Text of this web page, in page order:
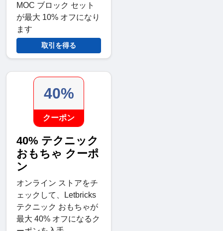
MOC ブロック セット
が最大 10% オフになり
ます
取引を得る
40%
クーポン
40% テクニック
おもちゃ クーポ
ン
オンライン ストアをチ
ェックして、Letbricks
テクニック おもちゃが
最大 40% オフになるク